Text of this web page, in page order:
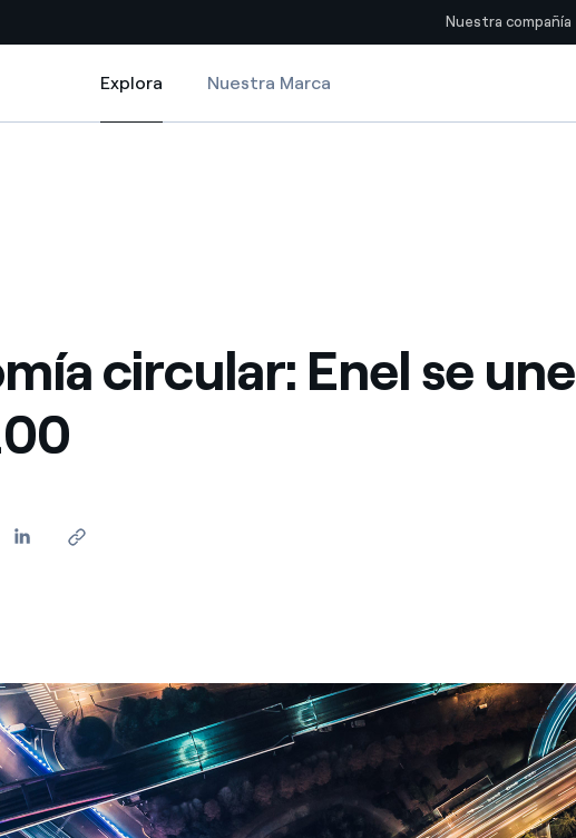
valor gracias a la
las ONG
Sitios del país
Colombia
Nuestra compañía
Explora
Explora
Nuestra Marca
circular: Enel se une